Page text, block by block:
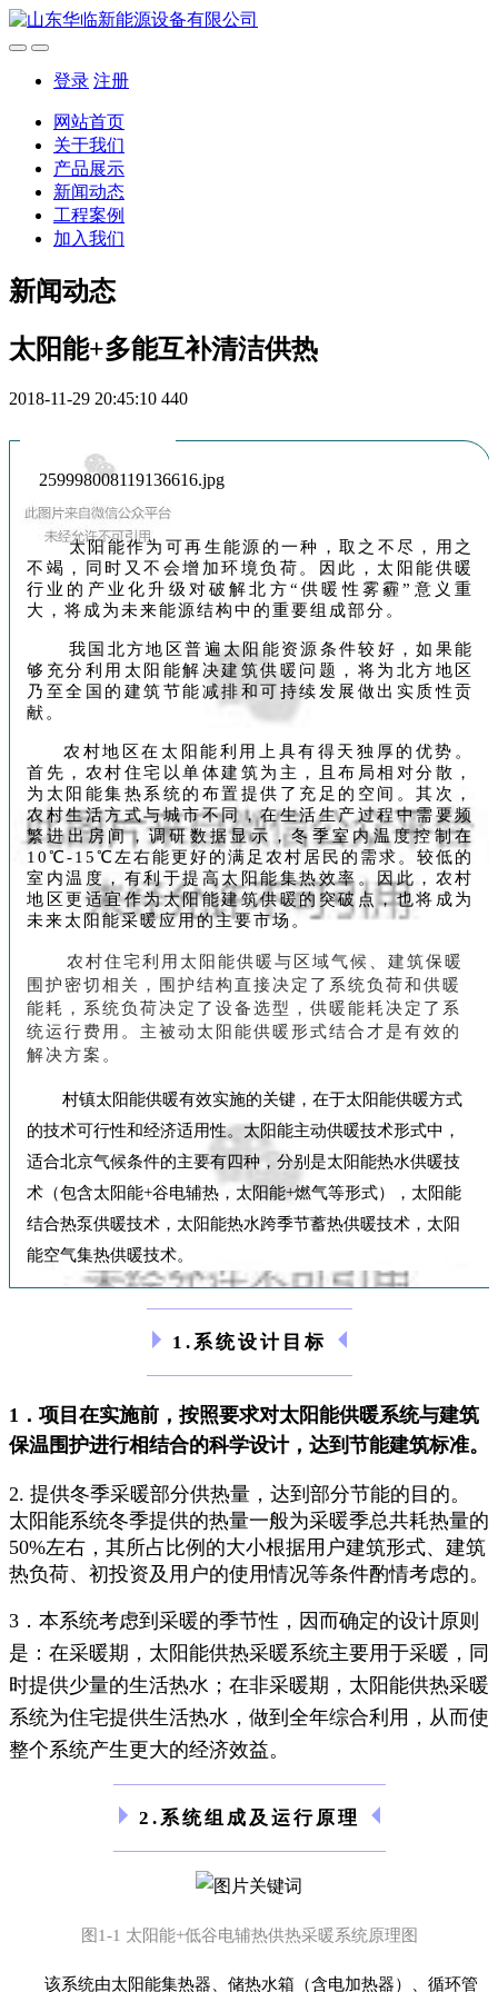
登录 注册
网站首页
关于我们
产品展示
新闻动态
工程案例
加入我们
新闻动态
太阳能+多能互补清洁供热
2018-11-29 20:45:10 440
太阳能作为可再生能源的一种，取之不尽，用之
不竭，同时又不会增加环境负荷。因此，太阳能供暖
行业的产业化升级对破解北方“供暖性雾霾”意义重
大，将成为未来能源结构中的重要组成部分。
我国北方地区普遍太阳能资源条件较好，如果能
够充分利用太阳能解决建筑供暖问题，将为北方地区
乃至全国的建筑节能减排和可持续发展做出实质性贡
献。
农村地区在太阳能利用上具有得天独厚的优势。
首先，农村住宅以单体建筑为主，且布局相对分散，
为太阳能集热系统的布置提供了充足的空间。其次，
农村生活方式与城市不同，在生活生产过程中需要频
繁进出房间，调研数据显示，冬季室内温度控制在
10℃-15℃左右能更好的满足农村居民的需求。较低的
室内温度，有利于提高太阳能集热效率。因此，农村
地区更适宜作为太阳能建筑供暖的突破点，也将成为
未来太阳能采暖应用的主要市场。
农村住宅利用太阳能供暖与区域气候、建筑保暖
围护密切相关，围护结构直接决定了系统负荷和供暖
能耗，系统负荷决定了设备选型，供暖能耗决定了系
统运行费用。主被动太阳能供暖形式结合才是有效的
解决方案。
村镇太阳能供暖有效实施的关键，在于太阳能供暖方式
的技术可行性和经济适用性。太阳能主动供暖技术形式中，
适合北京气候条件的主要有四种，分别是太阳能热水供暖技
术（包含太阳能+谷电辅热，太阳能+燃气等形式），太阳能
结合热泵供暖技术，太阳能热水跨季节蓄热供暖技术，太阳
能空气集热供暖技术。
1.系统设计目标
1．项目在实施前，按照要求对太阳能供暖系统与建筑
保温围护进行相结合的科学设计，达到节能建筑标准。
2. 提供冬季采暖部分供热量，达到部分节能的目的。
太阳能系统冬季提供的热量一般为采暖季总共耗热量的
50%左右，其所占比例的大小根据用户建筑形式、建筑
热负荷、初投资及用户的使用情况等条件酌情考虑的。
3．本系统考虑到采暖的季节性，因而确定的设计原则
是：在采暖期，太阳能供热采暖系统主要用于采暖，同
时提供少量的生活热水；在非采暖期，太阳能供热采暖
系统为住宅提供生活热水，做到全年综合利用，从而使
整个系统产生更大的经济效益。
2.系统组成及运行原理
图1-1 太阳能+低谷电辅热供热采暖系统原理图
该系统由太阳能集热器、储热水箱（含电加热器）、循环管